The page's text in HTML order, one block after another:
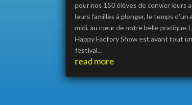
pour nos 150 élèves de convier leurs
leurs familles à plonger, le temps d’un
midi, au cœur de notre belle pratique.
Happy Factory Show est avant tout un
festival...
read more